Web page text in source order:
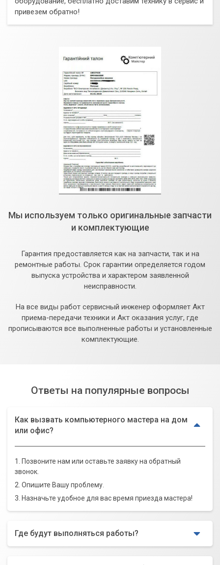
привезем обратно!
Мы используем только оригинальные запчасти
и комплектующие
Гарантия предоставляется как на запчасти, так и на
ремонтные работы. Срок гарантии определяется годом
выпуска устройства и характером заявленной
неисправности.
На все виды работ сервисный инженер оформляет Акт
приема-передачи техники и Акт оказания услуг, где
прописываются все выполненные работы и установленные
комплектующие.
Ответы на популярные вопросы
Как вызвать компьютерного мастера на дом
или офис?
1. Позвоните нам или оставьте заявку на обратный
звонок.
2. Опишите Вашу проблему.
3. Назначьте удобное для вас время приезда мастера!
Где будут выполняться работы?